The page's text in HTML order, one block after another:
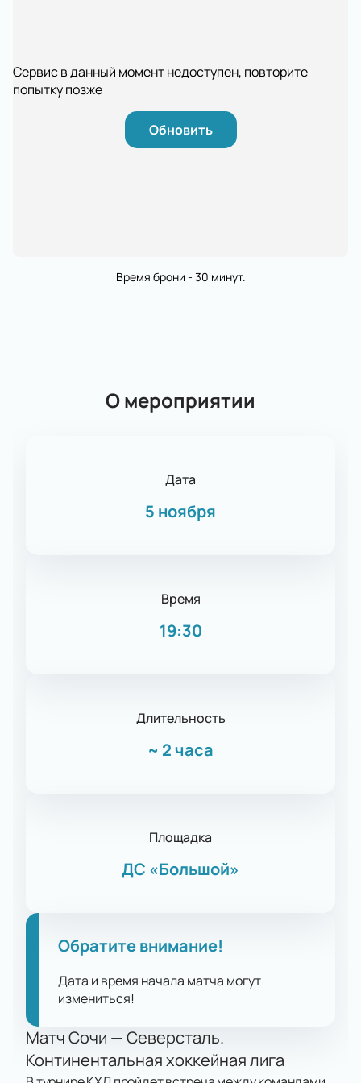
Сервис в данный момент недоступен, повторите
попытку позже
Обновить
Время брони - 30 минут.
О мероприятии
Дата
5 ноября
Время
19:30
Длительность
~ 2 часа
Площадка
ДС «Большой»
Обратите внимание!
Дата и время начала матча могут
измениться!
Матч Сочи — Северсталь.
Континентальная хоккейная лига